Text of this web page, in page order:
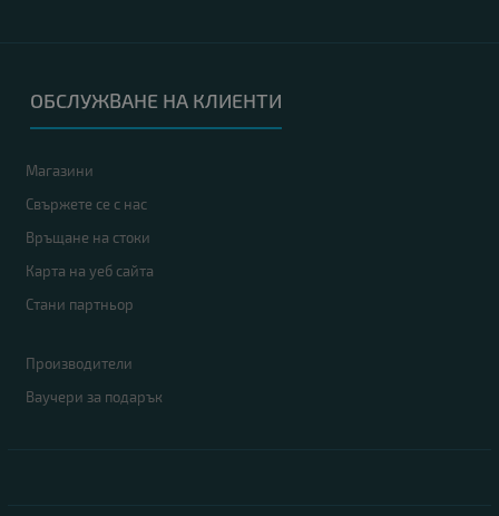
ОБСЛУЖВАНЕ НА КЛИЕНТИ
Магазини
Свържете се с нас
Връщане на стоки
Карта на уеб сайта
Стани партньор
Производители
Ваучери за подарък